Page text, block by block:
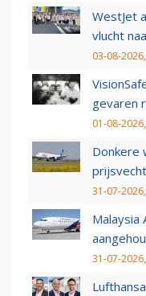
WestJet
vlucht
03-08-
gevaren
01-08-
Donkere
31-07-
Malaysia
31-07-